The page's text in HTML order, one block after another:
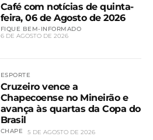
Café com notícias de quinta-
feira, 06 de Agosto de 2026
FIQUE BEM-INFORMADO
6 DE AGOSTO DE 2026
ESPORTE
Cruzeiro vence a
Chapecoense no Mineirão e
avança às quartas da Copa do
Brasil
CHAPE 5 DE AGOSTO DE 2026